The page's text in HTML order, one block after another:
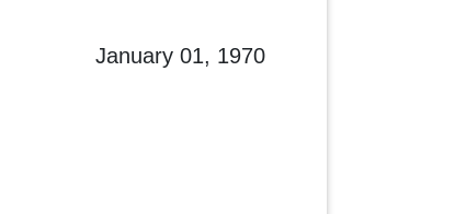
January 01, 1970